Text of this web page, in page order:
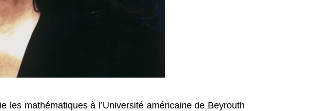
les mathématiques à l’Université américaine de Beyrouth